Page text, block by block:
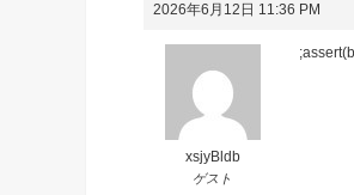
2026年6月12日 11:36 PM
xsjyBldb
ゲスト